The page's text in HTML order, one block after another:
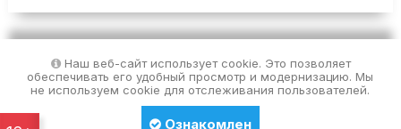
Наш веб-сайт использует cookie. Это позволяет
обеспечивать его удобный просмотр и модернизацию. Мы
не используем cookie для отслеживания пользователей.
Ознакомлен